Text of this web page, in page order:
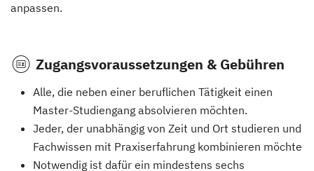
anpassen.
Zugangsvoraussetzungen & Gebühren
Alle, die neben einer beruflichen Tätigkeit einen
Master-Studiengang absolvieren möchten.
Jeder, der unabhängig von Zeit und Ort studieren und
Fachwissen mit Praxiserfahrung kombinieren möchte
Notwendig ist dafür ein mindestens sechs